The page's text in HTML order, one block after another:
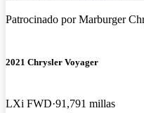
Patrocinado porMarburger
2021 Chrysler Voyager
LXi FWD 91,791 millas